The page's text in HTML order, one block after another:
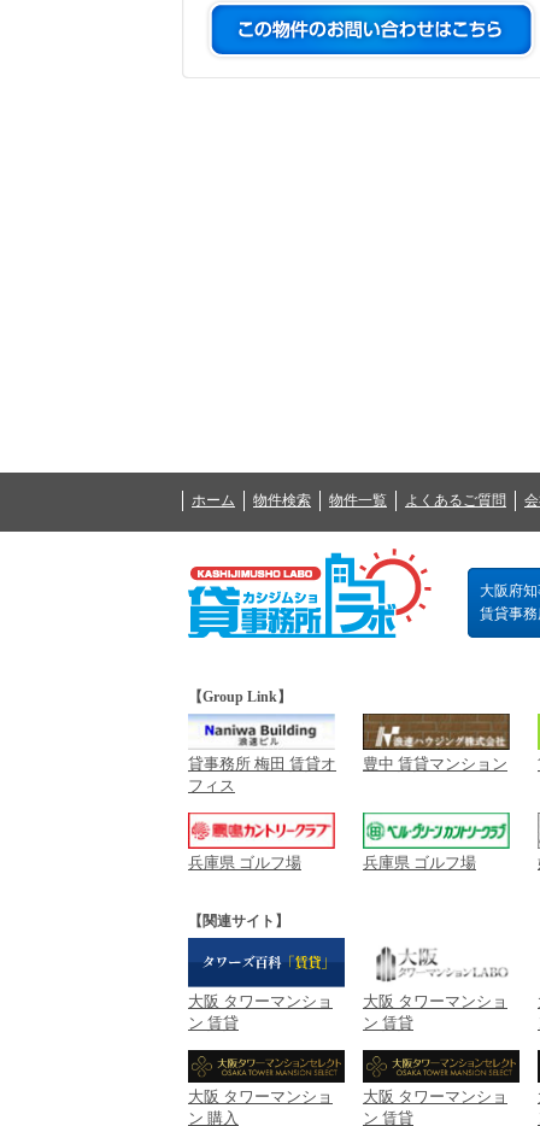
ホーム 物件検索 物件一覧 よくあるご質問
大阪府
賃貸事
【Group Link】
貸事務所 梅田 賃貸オ
フィス
豊中 賃貸マンション
兵庫県 ゴルフ場 兵庫県 ゴルフ場
【関連サイト】
大阪 タワーマンショ
ン 賃貸
大阪 タワーマンショ
ン 賃貸
大阪 タワーマンショ
ン 購入
大阪 タワーマンショ
ン 賃貸